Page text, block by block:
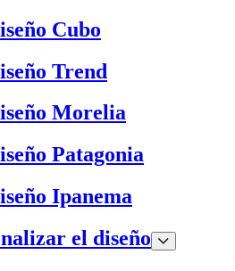
Cubo
Trend
Morelia
Patagonia
Ipanema
el diseño